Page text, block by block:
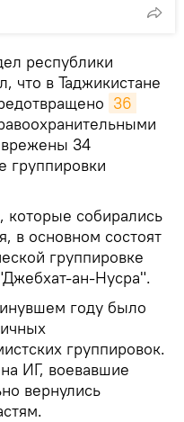
республики
что в Таджикистане
36
34
группировки
собирались
в основном состоят
группировке
ан-Нусра".
году было
группировок.
ИГ, воевавшие
вернулись